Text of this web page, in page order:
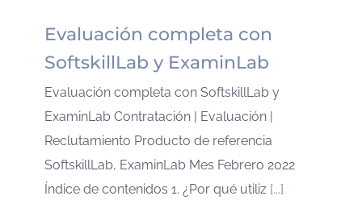
Evaluación completa con
SoftskillLab y ExaminLab
Evaluación completa con SoftskillLab y
ExaminLab Contratación | Evaluación |
Reclutamiento Producto de referencia
SoftskillLab, ExaminLab Mes Febrero 2022
Índice de contenidos 1. ¿Por qué utiliz [...]